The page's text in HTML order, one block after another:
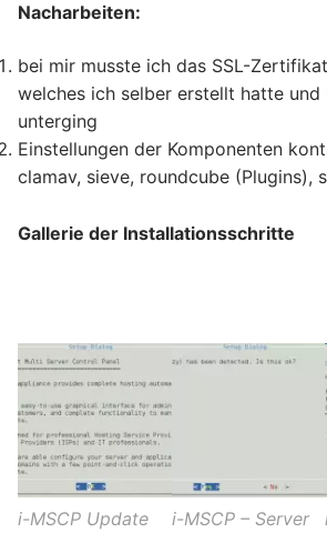
Nacharbeiten:
bei mir musste ich das SSL-
welches ich selber erstellt hatte und
unterging
Einstellungen der Komponenten
clamav, sieve, roundcube (Plugins),
Gallerie der Installationsschritte
i-MSCP Update
i-MSCP – Server